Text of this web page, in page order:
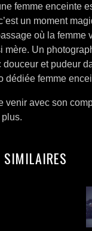
femme enceinte
un moment
où la femme
mère. Un
douceur et pudeur
dédiée femme
venir avec son
SIMILAIRES